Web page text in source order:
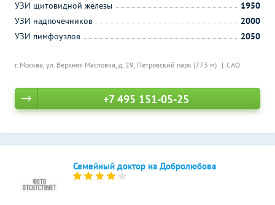
г. Москва, ул. Верхняя Масловка, д. 29, Петровский парк (773 м) САО
УЗИ щитовидной железы
1950
УЗИ надпочечников
2000
УЗИ лимфоузлов
2050
+7 495 151-05-25
Семейный доктор на Добролюбова